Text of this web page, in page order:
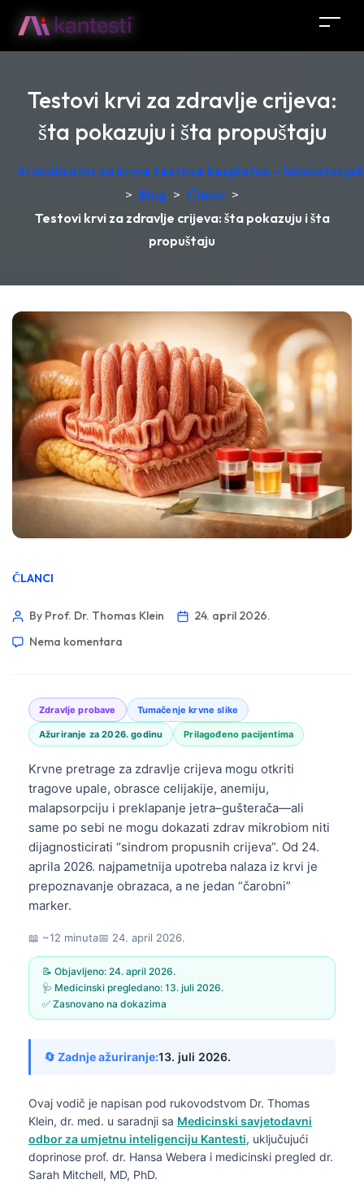
Testovi krvi za zdravlje crijeva:
šta pokazuju i šta propuštaju
AI analizator za krvne testove besplatno –
> Blog > Članci >
Testovi krvi za zdravlje crijeva: šta pokazuju i šta
propuštaju
ČLANCI
By Prof. Dr. Thomas Klein
24. april 2026.
Nema komentara
Zdravlje probave Tumačenje krvne slike
Ažuriranje za 2026. godinu Prilagođeno pacijentima
Krvne pretrage za zdravlje crijeva mogu otkriti
tragove upale, obrasce celijakije, anemiju,
malapsorpciju i preklapanje jetra–gušterača—ali
same po sebi ne mogu dokazati zdrav mikrobiom niti
dijagnosticirati “sindrom propusnih crijeva”. Od 24.
aprila 2026. najpametnija upotreba nalaza iz krvi je
prepoznavanje obrazaca, a ne jedan “čarobni”
marker.
📖 ~12 minuta📅 24. april 2026.
📝 Objavljeno: 24. april 2026.
🩺 Medicinski pregledano: 13. juli 2026.
✅ Zasnovano na dokazima
🔄 Zadnje ažuriranje:13. juli 2026.
Ovaj vodič je napisan pod rukovodstvom Dr. Thomas
Klein, dr. med. u saradnji sa Medicinski savjetodavni
odbor za umjetnu inteligenciju Kantesti, uključujući
doprinose prof. dr. Hansa Webera i medicinski pregled dr.
Sarah Mitchell, MD, PhD.